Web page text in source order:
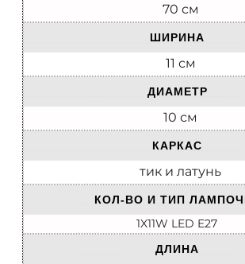
70 см
ШИРИНА
11 см
ДИАМЕТР
10 см
КАРКАС
тик и латунь
КОЛ-ВО И ТИП
1X11W LED E27
ДЛИНА